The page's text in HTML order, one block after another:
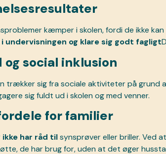
kæmper i skolen, fordi de ikke
undervisningen og klare sig godt fagligt
social inklusion
trækker sig fra sociale aktiviteter på grund
sig fuldt ud i skolen og med venner.
for familier
ikke har råd tilsynsprøver eller briller. Ved
de har brug for, uden at det øger